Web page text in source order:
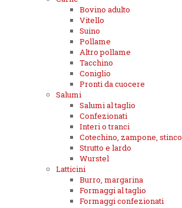
Bovino adulto
Vitello
Suino
Pollame
Altro pollame
Tacchino
Coniglio
Pronti da cuocere
Salumi
Salumi al taglio
Confezionati
Interi o tranci
Cotechino, zampone, stinco
Strutto e lardo
Wurstel
Latticini
Burro, margarina
Formaggi al taglio
Formaggi confezionati